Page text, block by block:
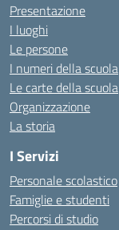
Presentazione
I luoghi
Le persone
I numeri della scuola
Le carte della scuola
Organizzazione
La storia
I Servizi
Personale scolastico
Famiglie e studenti
Percorsi di studio